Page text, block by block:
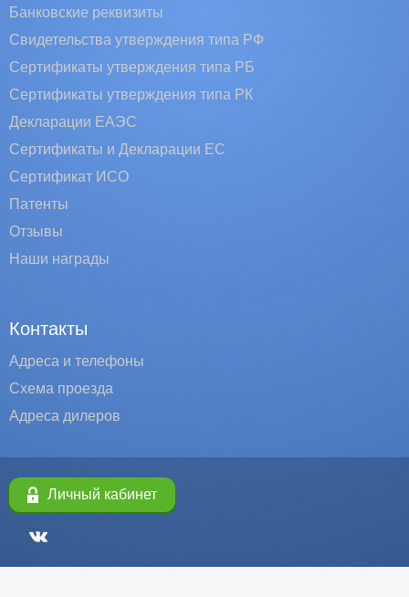
Банковские реквизиты
Свидетельства утверждения типа РФ
Сертификаты утверждения типа РБ
Сертификаты утверждения типа РК
Декларации ЕАЭС
Сертификаты и Декларации EC
Сертификат ИСО
Патенты
Отзывы
Наши награды
Контакты
Адреса и телефоны
Схема проезда
Адреса дилеров
Личный кабинет